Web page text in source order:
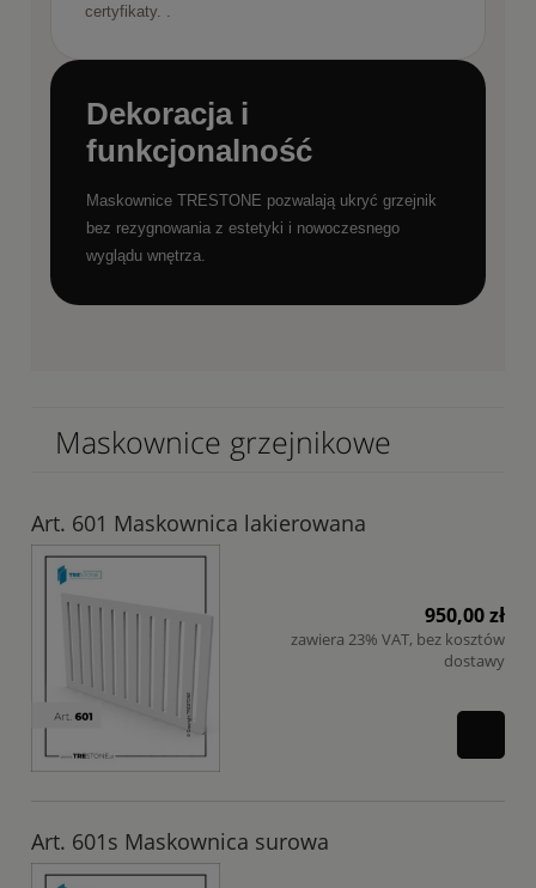
certyfikaty. .
Dekoracja i
funkcjonalność
Maskownice TRESTONE pozwalają ukryć grzejnik
bez rezygnowania z estetyki i nowoczesnego
wyglądu wnętrza.
Maskownice grzejnikowe
Art. 601 Maskownica lakierowana
950,00 zł
zawiera 23% VAT, bez kosztów
dostawy
Art. 601s Maskownica surowa